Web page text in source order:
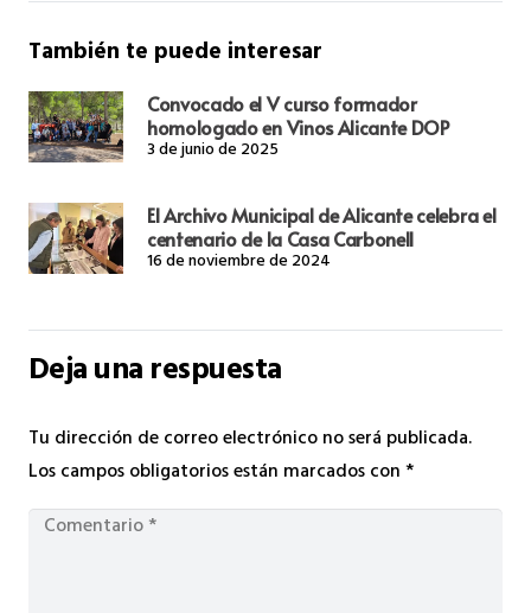
También te puede interesar
Convocado el V curso formador
homologado en Vinos Alicante DOP
3 de junio de 2025
El Archivo Municipal de Alicante celebra el
centenario de la Casa Carbonell
16 de noviembre de 2024
Deja una respuesta
Tu dirección de correo electrónico no será publicada.
Los campos obligatorios están marcados con*